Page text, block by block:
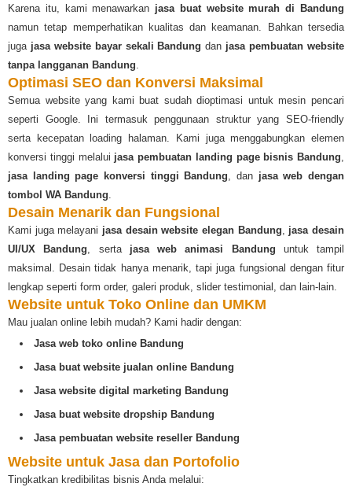
Karena itu, kami menawarkan jasa buat website murah di Bandung
namun tetap memperhatikan kualitas dan keamanan. Bahkan tersedia
juga jasa website bayar sekali Bandung dan jasa pembuatan website
tanpa langganan Bandung.
Optimasi SEO dan Konversi Maksimal
Semua website yang kami buat sudah dioptimasi untuk mesin pencari
seperti Google. Ini termasuk penggunaan struktur yang SEO-friendly
serta kecepatan loading halaman. Kami juga menggabungkan elemen
konversi tinggi melalui jasa pembuatan landing page bisnis Bandung,
jasa landing page konversi tinggi Bandung, dan jasa web dengan
tombol WA Bandung.
Desain Menarik dan Fungsional
Kami juga melayani jasa desain website elegan Bandung, jasa desain
UI/UX Bandung, serta jasa web animasi Bandung untuk tampil
maksimal. Desain tidak hanya menarik, tapi juga fungsional dengan fitur
lengkap seperti form order, galeri produk, slider testimonial, dan lain-lain.
Website untuk Toko Online dan UMKM
Mau jualan online lebih mudah? Kami hadir dengan:
Jasa web toko online Bandung
Jasa buat website jualan online Bandung
Jasa website digital marketing Bandung
Jasa buat website dropship Bandung
Jasa pembuatan website reseller Bandung
Website untuk Jasa dan Portofolio
Tingkatkan kredibilitas bisnis Anda melalui: